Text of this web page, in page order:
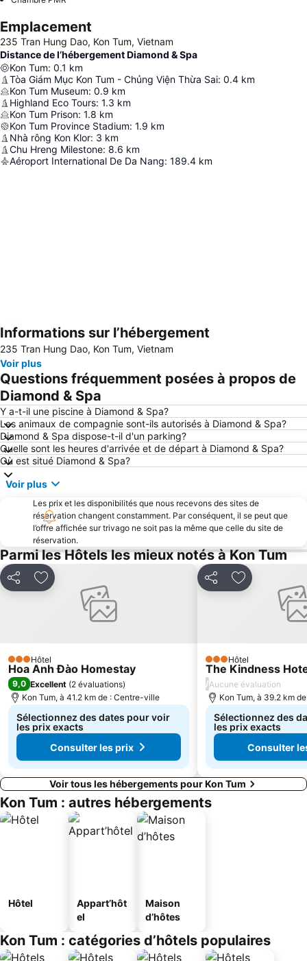
Emplacement
235 Tran Hung Dao, Kon Tum, Vietnam
Distance de l’hébergement Diamond & Spa
Kon Tum: 0.1 km
Tòa Giám Mục Kon Tum - Chủng Viện Thừa Sai: 0.4 km
Kon Tum Museum: 0.9 km
Highland Eco Tours: 1.3 km
Kon Tum Prison: 1.8 km
Kon Tum Province Stadium: 1.9 km
Nhà rông Kon Klor: 3 km
Chu Hreng Milestone: 8.6 km
Aéroport International De Da Nang: 189.4 km
Agrandir la carte
Informations sur l’hébergement
235 Tran Hung Dao, Kon Tum, Vietnam
Voir plus
Questions fréquemment posées à propos de
Diamond & Spa
Y a-t-il une piscine à Diamond & Spa?
Les animaux de compagnie sont-ils autorisés à Diamond & Spa?
Diamond & Spa dispose-t-il d'un parking?
Quelle sont les heures d'arrivée et de départ à Diamond & Spa?
Où est situé Diamond & Spa?
Voir plus
Les prix et les disponibilités que nous recevons des sites de
réservation changent constamment. Par conséquent, il se peut que
l’offre affichée sur trivago ne soit pas la même que celle du site de
réservation.
Parmi les Hôtels les mieux notés à Kon Tum
PartagerAjouter à mes favoris
3 Étoiles
Hôtel
Hoa Anh Đào Homestay
9,0 Excellent (2 évaluations)
Kon Tum, à 41.2 km de : Centre-ville
Sélectionnez des dates pour voir
les prix exacts
Consulter les prix
PartagerAjouter à
3 Étoiles
Hôtel
The Kindness
/Aucune évaluation
Kon Tum, à 39.2 km
Sélectionnez des
les prix exacts
Consulter
Voir tous les hébergements pour Kon Tum
Kon Tum : autres hébergements
Hôtel
Appart’hôt
el
Maison
d’hôtes
Kon Tum : catégories d’hôtels populaires